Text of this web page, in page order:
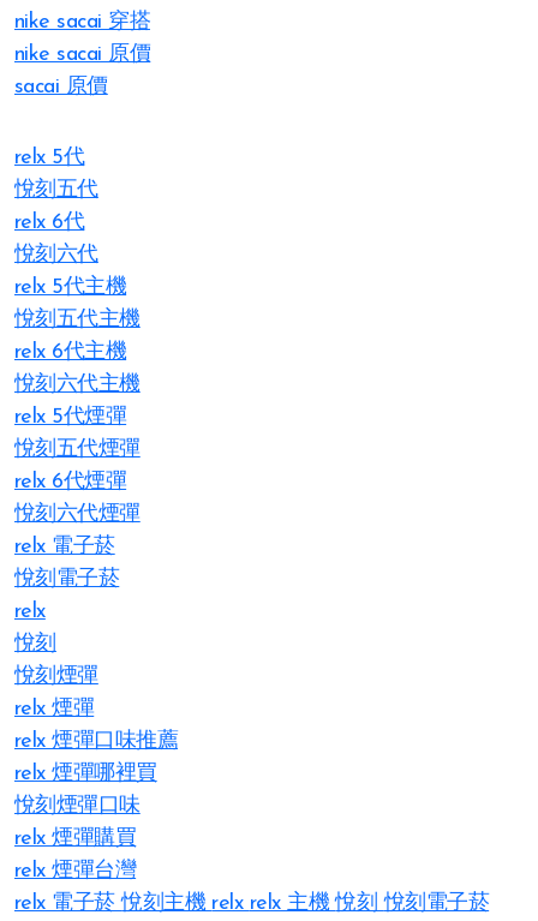
nike sacai 穿搭
nike sacai 原價
sacai 原價
relx 5代
悅刻五代
relx 6代
悅刻六代
relx 5代主機
悅刻五代主機
relx 6代主機
悅刻六代主機
relx 5代煙彈
悅刻五代煙彈
relx 6代煙彈
悅刻六代煙彈
relx 電子菸
悅刻電子菸
relx
悅刻
悅刻煙彈
relx 煙彈
relx 煙彈口味推薦
relx 煙彈哪裡買
悅刻煙彈口味
relx 煙彈購買
relx 煙彈台灣
relx 電子菸悅刻主機 relx relx 主機悅刻悅刻電子菸